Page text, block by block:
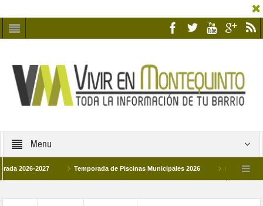
Menu
2027 Temporada de Piscinas Municipales 2026 Los Campus de